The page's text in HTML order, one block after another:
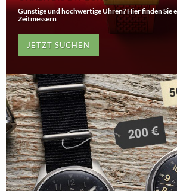
Günstige und hochwertige Uhren? Hier finden Sie
Zeitmessern
JETZT SUCHEN